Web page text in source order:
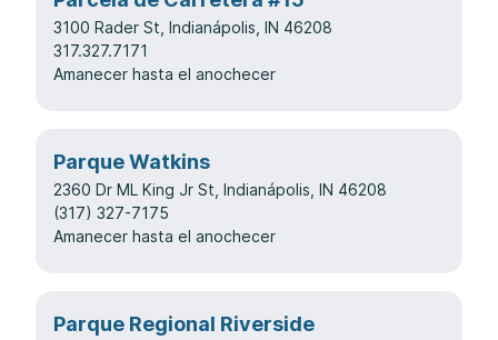
3100 Rader St, Indianápolis, IN 46208
317.327.7171
Amanecer hasta el anochecer
Parque Watkins
2360 Dr ML King Jr St, Indianápolis, IN 46208
(317) 327-7175
Amanecer hasta el anochecer
Parque Regional Riverside